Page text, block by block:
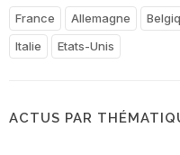
France Allemagne
Italie
Etats-Unis
ACTUS PAR